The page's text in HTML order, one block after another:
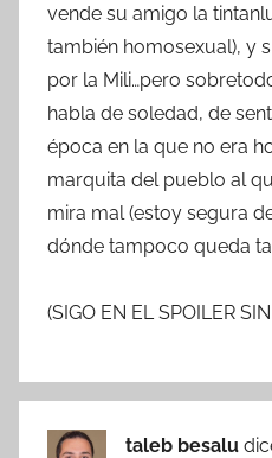
vende su amigo la
también homosexual), y
por la Mili…pero
habla de soledad, de
época en la que no era
marquita del pueblo al
mira mal (estoy segura
dónde tampoco queda
(SIGO EN EL SPOILER
taleb besalu